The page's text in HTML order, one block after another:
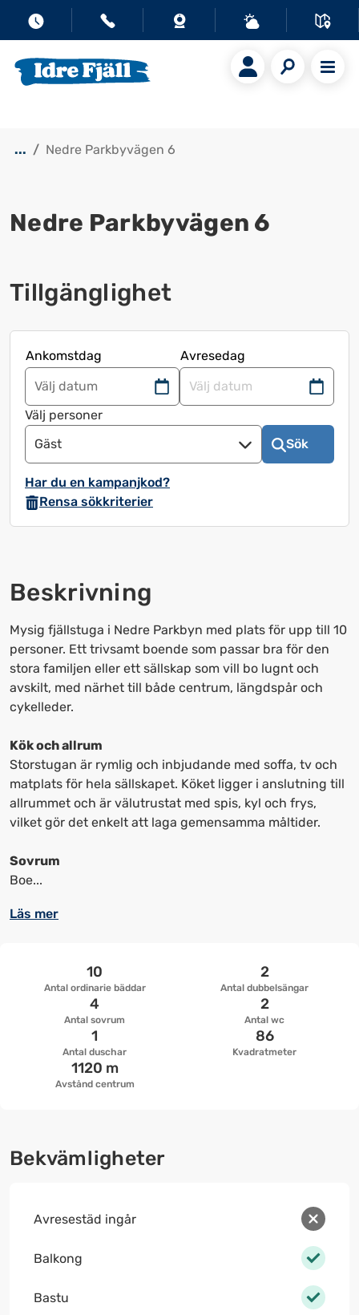
... Nedre Parkbyvägen 6
Nedre Parkbyvägen 6
Tillgänglighet
Ankomstdag
Avresedag
Navigera
framåt
för
att
kalendern
och
välja
Tryck
på
frågetecknet
för
att
få
upp
för
att
ändra
datum
Navigera
välja
frågetecknet
för
att
få
att
ändra
datum.
Välj personer
Gäst
Sök
Har du en kampanjkod?
Rensa sökkriterier
Beskrivning
Mysig fjällstuga i Nedre Parkbyn med plats för upp till 10
personer. Ett trivsamt boende som passar bra för den
stora familjen eller ett sällskap som vill bo lugnt och
avskilt, med närhet till både centrum, längdspår och
cykelleder.
Kök och allrum
Storstugan är rymlig och inbjudande med soffa, tv och
matplats för hela sällskapet. Köket ligger i anslutning till
allrummet och är välutrustat med spis, kyl och frys,
vilket gör det enkelt att laga gemensamma måltider.
Sovrum
Boe...
Läs mer
Antal ordinarie bäddar
10
Antal dubbelsängar
2
Antal sovrum
4
Antal wc
2
Antal duschar
1
Kvadratmeter
86
Avstånd centrum
1120 m
Bekvämligheter
Avresestäd ingår
Balkong
Bastu